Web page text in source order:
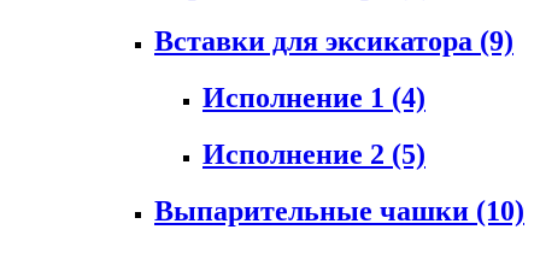
Вставки для эксикатора (9)
Исполнение 1 (4)
Исполнение 2 (5)
Выпарительные чашки (10)